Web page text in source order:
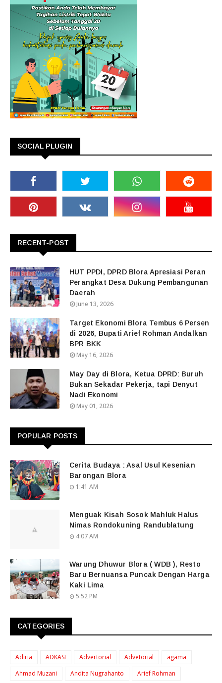
SOCIAL PLUGIN
RECENT-POST
HUT PPDI, DPRD Blora Apresiasi Peran
Perangkat Desa Dukung Pembangunan
Daerah
June 13, 2026
Target Ekonomi Blora Tembus 6 Persen
di 2026, Bupati Arief Rohman Andalkan
BPR BKK
May 16, 2026
May Day di Blora, Ketua DPRD: Buruh
Bukan Sekadar Pekerja, tapi Denyut
Nadi Ekonomi
May 01, 2026
POPULAR POSTS
Cerita Budaya : Asal Usul Kesenian
Barongan Blora
1:41 AM
Menguak Kisah Sosok Mahluk Halus
Nimas Rondokuning Randublatung
4:07 AM
Warung Dhuwur Blora ( WDB ), Resto
Baru Bernuansa Puncak Dengan Harga
Kaki Lima
5:52 PM
CATEGORIES
Adiria ADKASI Advertorial Advetorial
agama
Ahmad Muzani
Andita Nugrahanto
Arief Rohman